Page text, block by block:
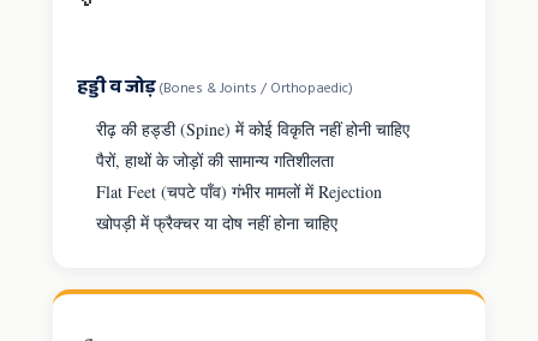
हड्डी व जोड़(Bones & Joints / Orthopaedic)
रीढ़ की हड्डी (Spine) में कोई विकृति नहीं होनी चाहिए
पैरों, हाथों के जोड़ों की सामान्य गतिशीलता
Flat Feet (चपटे पाँव) गंभीर मामलों में Rejection
खोपड़ी में फ्रैक्चर या दोष नहीं होना चाहिए